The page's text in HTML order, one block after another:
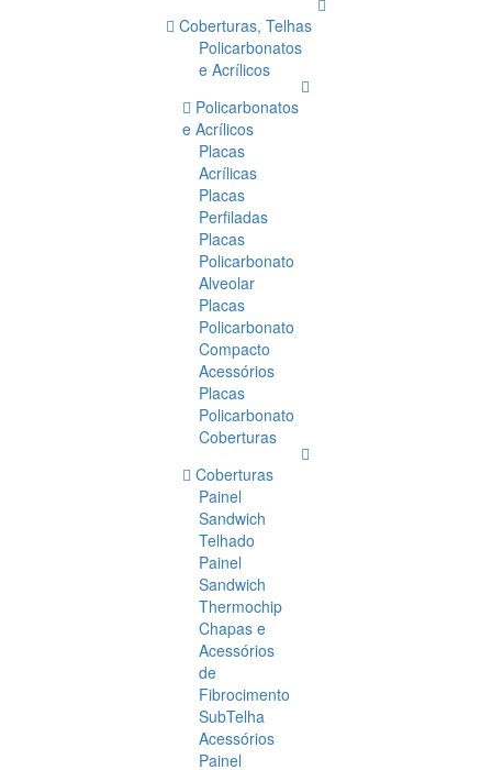
Coberturas, Telhas
Policarbonatos
e Acrílicos
Policarbonatos
e Acrílicos
Placas
Acrílicas
Placas
Perfiladas
Placas
Policarbonato
Alveolar
Placas
Policarbonato
Compacto
Acessórios
Placas
Policarbonato
Coberturas
Coberturas
Painel
Sandwich
Telhado
Painel
Sandwich
Thermochip
Chapas e
Acessórios
de
Fibrocimento
SubTelha
Acessórios
Painel